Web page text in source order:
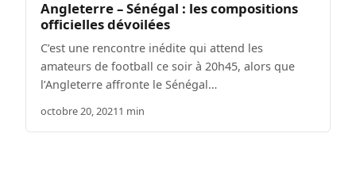
Angleterre – Sénégal : les compositions
officielles dévoilées
C’est une rencontre inédite qui attend les
amateurs de football ce soir à 20h45, alors que
l’Angleterre affronte le Sénégal…
octobre 20, 20211 min